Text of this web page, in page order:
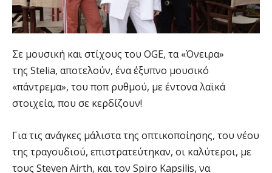
Σε μουσική και στίχους του OGE, τα «Όνειρα»
της Stelia, αποτελούν, ένα έξυπνο μουσικό
«πάντρεμα», του ποπ ρυθμού, με έντονα λαϊκά
στοιχεία, που σε κερδίζουν!
Για τις ανάγκες μάλιστα της οπτικοποίησης, του νέου
της τραγουδιού, επιστρατεύτηκαν, οι καλύτεροι, με
τους Steven Airth, και τον Spiro Kapsilis, να